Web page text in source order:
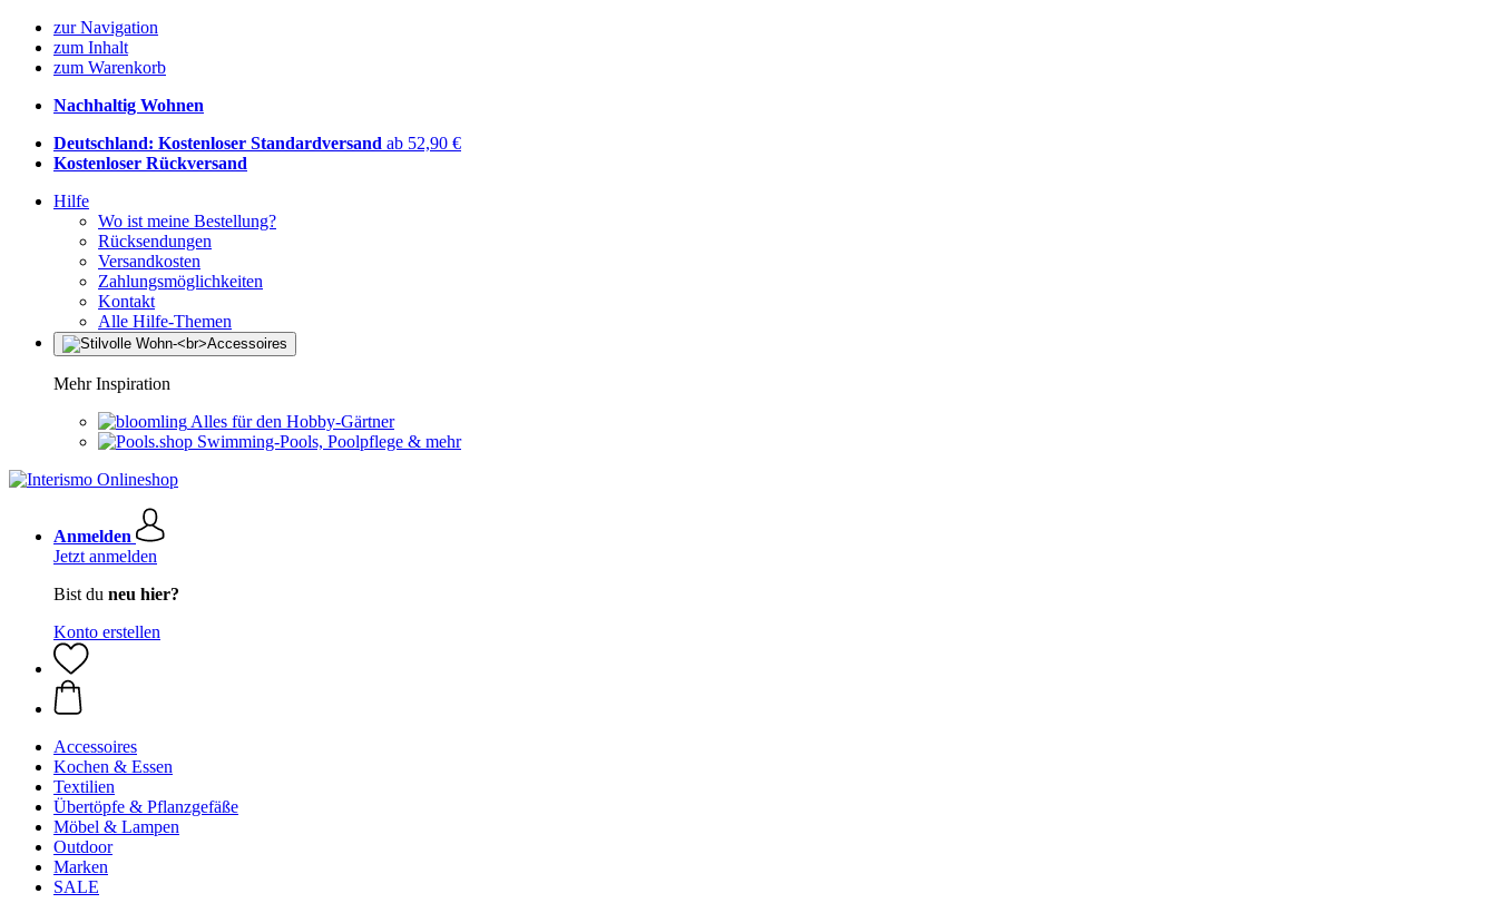
zur Navigation
zum Inhalt
zum Warenkorb
Nachhaltig Wohnen
Deutschland: Kostenloser Standardversand ab 52,90 €
Kostenloser Rückversand
Hilfe
Wo ist meine Bestellung?
Rücksendungen
Versandkosten
Zahlungsmöglichkeiten
Kontakt
Alle Hilfe-Themen
Mehr Inspiration
Alles für den Hobby-Gärtner
Swimming-Pools, Poolpflege & mehr
Anmelden
Jetzt anmelden
Bist du neu hier?
Konto erstellen
Accessoires
Kochen & Essen
Textilien
Übertöpfe & Pflanzgefäße
Möbel & Lampen
Outdoor
Marken
SALE